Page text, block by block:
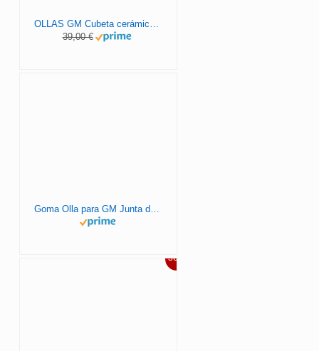
OLLAS GM Cubeta cerámica con Antiadherente tricapa Excélsior. Apta para ollas programables GM de 6 litros, Gris
39,00 €
Goma Olla para GM Junta de Silicona Sellado – 3 PACK Accesorios para GM 5-6L Repuestos Universal – Resistente y Fácil Instalación.
36%